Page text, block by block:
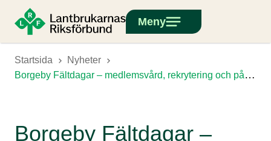
Meny
Startsida Nyheter
Borgeby Fältdagar – medlemsvård, rekrytering och påverkan i fokus
Borgeby Fältdagar –